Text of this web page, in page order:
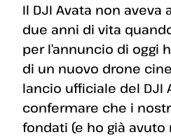
Il DJI Avata non aveva
due anni di vita
per l’annuncio di oggi
di un nuovo drone
lancio ufficiale del DJI
confermare che i
fondati (e ho già